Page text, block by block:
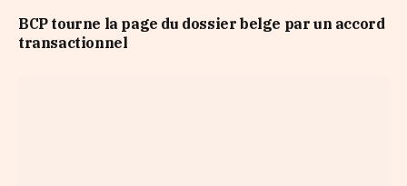
BCP tourne la page du dossier belge par un accord
transactionnel